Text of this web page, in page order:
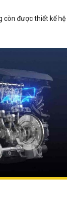
còn được thiết kế hệ